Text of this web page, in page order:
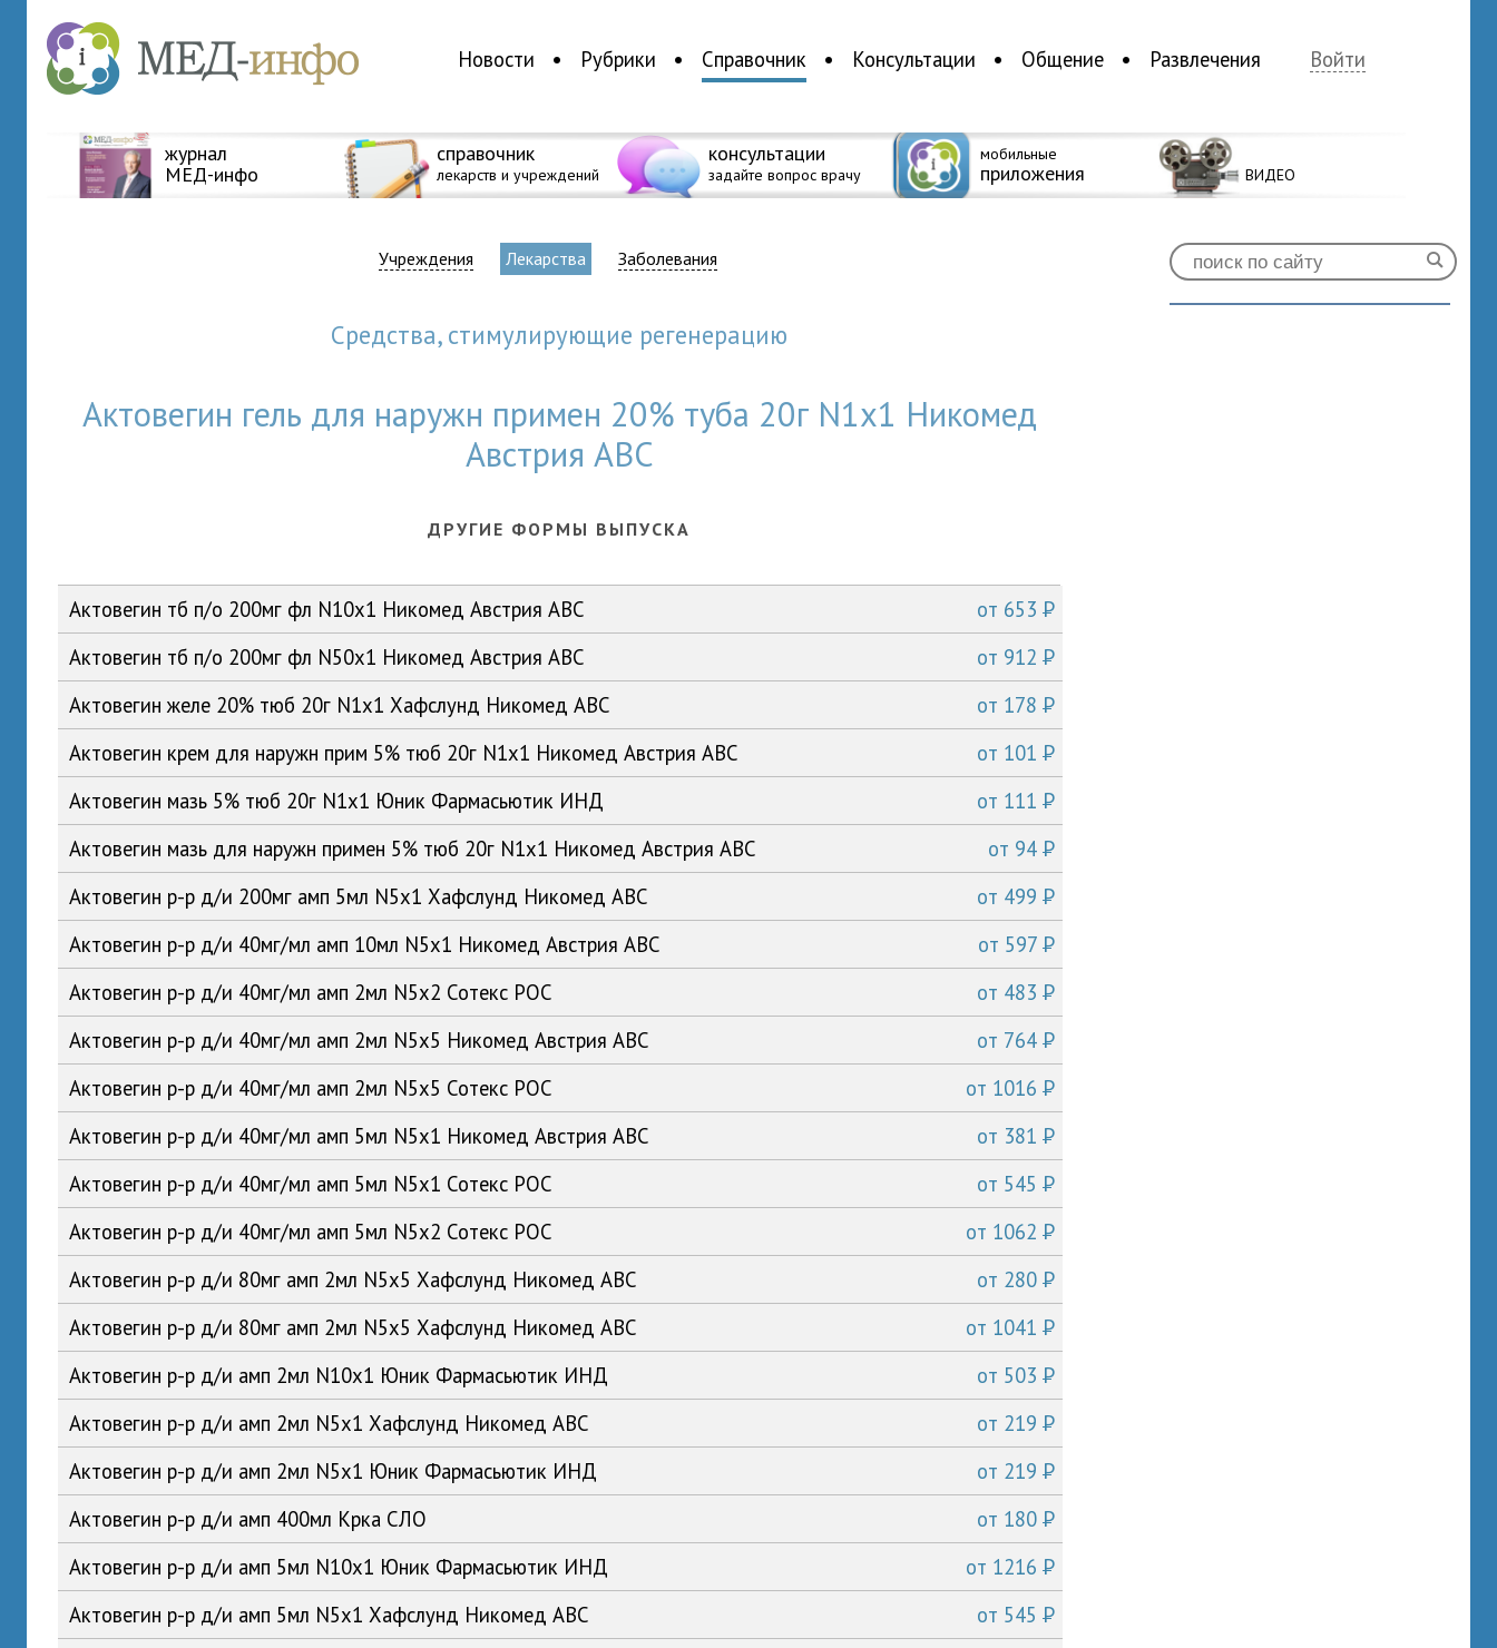
Новости Рубрики Справочник Консультации Общение Развлечения Войти
журнал
МЕД-инфо
справочник
лекарств и учреждений
консультации
задайте вопрос врачу
мобильные
приложения ВИДЕО
Учреждения Лекарства Заболевания
Средства, стимулирующие регенерацию
Актовегин гель для наружн примен 20% туба 20г N1x1 Никомед
Австрия АВС
ДРУГИЕ ФОРМЫ ВЫПУСКА
от 653P
Актовегин тб п/о 200мг фл N10x1 Никомед Австрия АВС
от 912P
Актовегин тб п/о 200мг фл N50x1 Никомед Австрия АВС
от 178P
Актовегин желе 20% тюб 20г N1x1 Хафслунд Никомед АВС
от 101P
Актовегин крем для наружн прим 5% тюб 20г N1x1 Никомед Австрия АВС
от 111P
Актовегин мазь 5% тюб 20г N1x1 Юник Фармасьютик ИНД
от 94P
Актовегин мазь для наружн примен 5% тюб 20г N1x1 Никомед Австрия АВС
от 499P
Актовегин р-р д/и 200мг амп 5мл N5x1 Хафслунд Никомед АВС
от 597P
Актовегин р-р д/и 40мг/мл амп 10мл N5x1 Никомед Австрия АВС
от 483P
Актовегин р-р д/и 40мг/мл амп 2мл N5x2 Сотекс РОС
от 764P
Актовегин р-р д/и 40мг/мл амп 2мл N5x5 Никомед Австрия АВС
от 1016P
Актовегин р-р д/и 40мг/мл амп 2мл N5x5 Сотекс РОС
от 381P
Актовегин р-р д/и 40мг/мл амп 5мл N5x1 Никомед Австрия АВС
от 545P
Актовегин р-р д/и 40мг/мл амп 5мл N5x1 Сотекс РОС
от 1062P
Актовегин р-р д/и 40мг/мл амп 5мл N5x2 Сотекс РОС
от 280P
Актовегин р-р д/и 80мг амп 2мл N5x5 Хафслунд Никомед АВС
от 1041P
Актовегин р-р д/и 80мг амп 2мл N5x5 Хафслунд Никомед АВС
от 503P
Актовегин р-р д/и амп 2мл N10x1 Юник Фармасьютик ИНД
от 219P
Актовегин р-р д/и амп 2мл N5x1 Хафслунд Никомед АВС
от 219P
Актовегин р-р д/и амп 2мл N5x1 Юник Фармасьютик ИНД
от 180P
Актовегин р-р д/и амп 400мл Крка СЛО
от 1216P
Актовегин р-р д/и амп 5мл N10x1 Юник Фармасьютик ИНД
от 545P
Актовегин р-р д/и амп 5мл N5x1 Хафслунд Никомед АВС